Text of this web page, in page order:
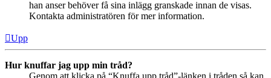
han anser behöver få sina inlägg granskade innan de visas.
Kontakta administratören för mer information.
Upp
Hur knuffar jag upp min tråd?